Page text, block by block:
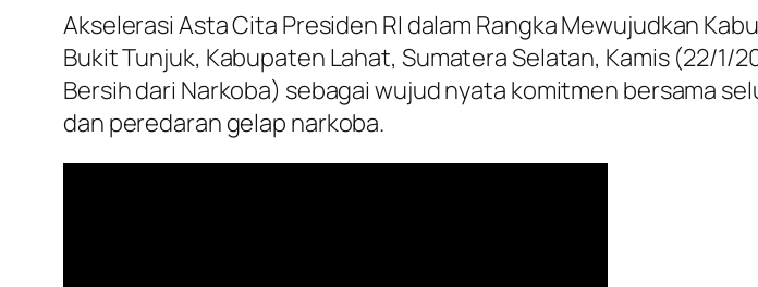
Akselerasi Asta Cita Presiden RI dalam Rangka Mewujudkan
Bukit Tunjuk, Kabupaten Lahat, Sumatera Selatan, Kamis (22/1/
Bersih dari Narkoba) sebagai wujud nyata komitmen bersama
dan peredaran gelap narkoba.